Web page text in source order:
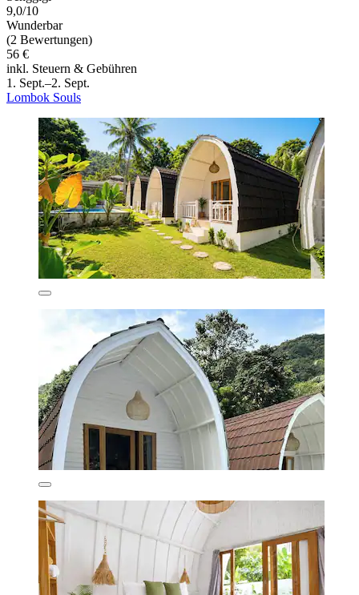
9,0/10
Wunderbar
(2 Bewertungen)
56 €
inkl. Steuern & Gebühren
1. Sept.–2. Sept.
Lombok Souls